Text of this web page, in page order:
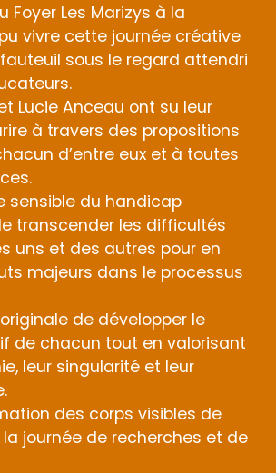
Foyer Les Marizys à la
vivre cette journée créative
sous le regard attendri
Lucie Anceau ont su leur
à travers des propositions
d’entre eux et à toutes
sensible du handicap
transcender les difficultés
uns et des autres pour en
majeurs dans le processus
de développer le
de chacun tout en valorisant
leur singularité et leur
des corps visibles de
journée de recherches et de